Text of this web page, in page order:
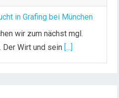
in Grafing bei München
wir zum nächst mgl.
Wirt und sein [...]